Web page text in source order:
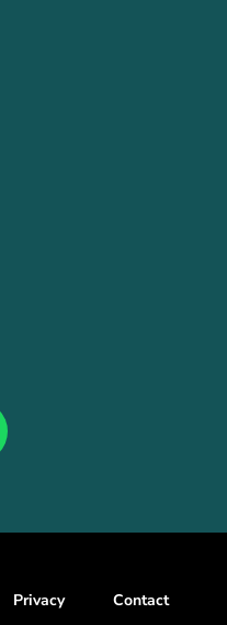
Privacy Contact